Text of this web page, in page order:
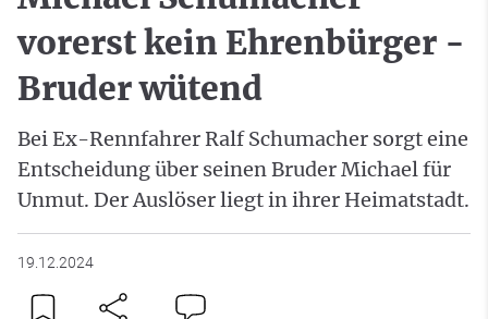
vorerst kein Ehrenbürger -
Bruder wütend
Bei Ex-Rennfahrer Ralf Schumacher sorgt eine
Entscheidung über seinen Bruder Michael für
Unmut. Der Auslöser liegt in ihrer Heimatstadt.
19.12.2024